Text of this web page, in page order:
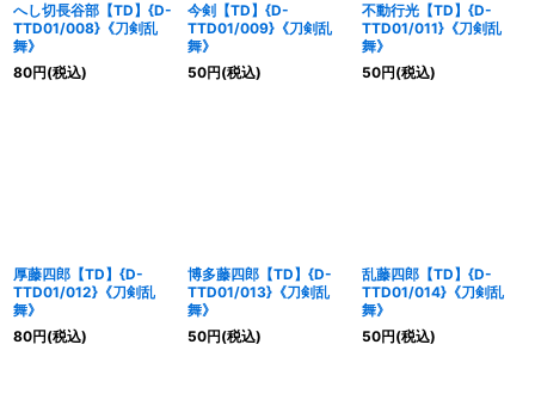
へし切長谷部【TD】{D-
TTD01/008}《刀剣乱
舞》
80円(税込)
今剣【TD】{D-
TTD01/009}《刀剣乱
舞》
50円(税込)
不動行光【TD】{D-
TTD01/011}《刀剣乱
舞》
50円(税込)
厚藤四郎【TD】{D-
TTD01/012}《刀剣乱
舞》
80円(税込)
博多藤四郎【TD】{D-
TTD01/013}《刀剣乱
舞》
50円(税込)
乱藤四郎【TD】{D-
TTD01/014}《刀剣乱
舞》
50円(税込)